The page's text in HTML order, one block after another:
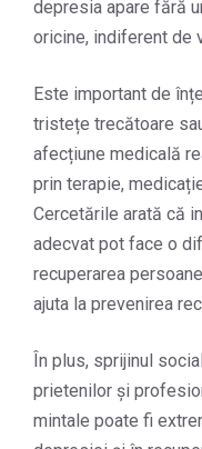
depresia apare fără
oricine, indiferent de
Este important de
tristețe trecătoare
afecțiune medicală
prin terapie,
Cercetările arată că
adecvat pot face o
recuperarea
ajuta la prevenirea
În plus, sprijinul
prietenilor și
mintale poate fi